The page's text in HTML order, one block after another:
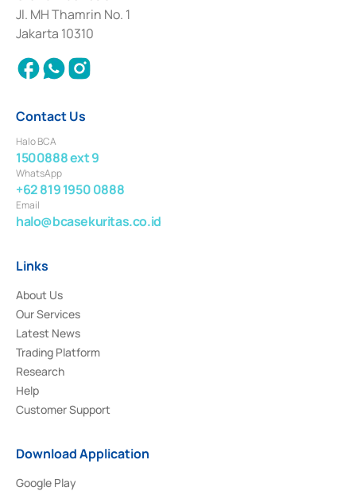
Institution for the Issuance, Transaction, and Administration and
Settlement of Commercial Paper Transactions whose license was issued in
2018.
Jl. MH Thamrin No. 1
Jakarta 10310
Contact Us
Halo BCA
1500888 ext 9
WhatsApp
+62 819 1950 0888
Email
halo@bcasekuritas.co.id
Links
About Us
Our Services
Latest News
Trading Platform
Research
Help
Customer Support
Download Application
Google Play